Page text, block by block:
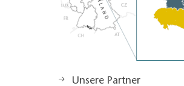
Unsere Partner